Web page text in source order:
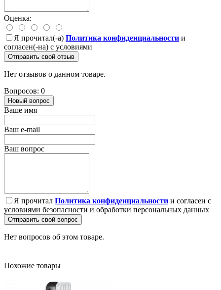
Оценка:
Я прочитал(-а) Политика конфиденциальности и
согласен(-на) с условиями
Отправить свой отзыв
Нет отзывов о данном товаре.
Вопросов: 0
Новый вопрос
Ваше имя
Ваш e-mail
Ваш вопрос
Я прочитал Политика конфиденциальности и согласен с
условиями безопасности и обработки персональных данных
Отправить свой вопрос
Нет вопросов об этом товаре.
Похожие товары